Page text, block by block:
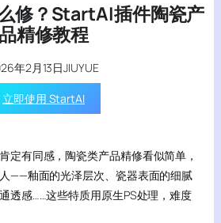
修？StartAI插件陶瓷产
品精修教程
年2月13日JIUYUE
立即使用 StartAI
定有同感，陶瓷类产品精修看似简单，
——釉面的光泽层次、瓷器表面的细腻
透感……这些特质用原生PS处理，难度